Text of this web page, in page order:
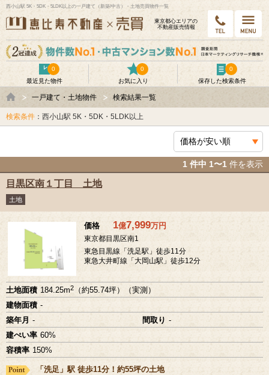
西小山駅 5K・5DK・5LDK以上の一戸建て（新築/中古）・土地売買物件一覧
東京都⼼エリアの
不動産販売情報
最近見た物件
0
お気に入り
0
保存した検索条件
0
一戸建て・土地物件 検索結果一覧
検索条件 ：西小山駅 5K・5DK・5LDK以上
1 件中 1〜1 件を表示
目黒区南１丁目 土地
土地
価格 1億7,999万円
東京都目黒区南1
東急目黒線「洗足駅」徒歩11分
東急大井町線「大岡山駅」徒歩12分
土地面積 184.25m2
（約55.74坪）（実測）
建物面積 -
築年月 - 間取り -
建ぺい率 60%
容積率 150%
「洗足」駅 徒歩11分！約55坪の土地